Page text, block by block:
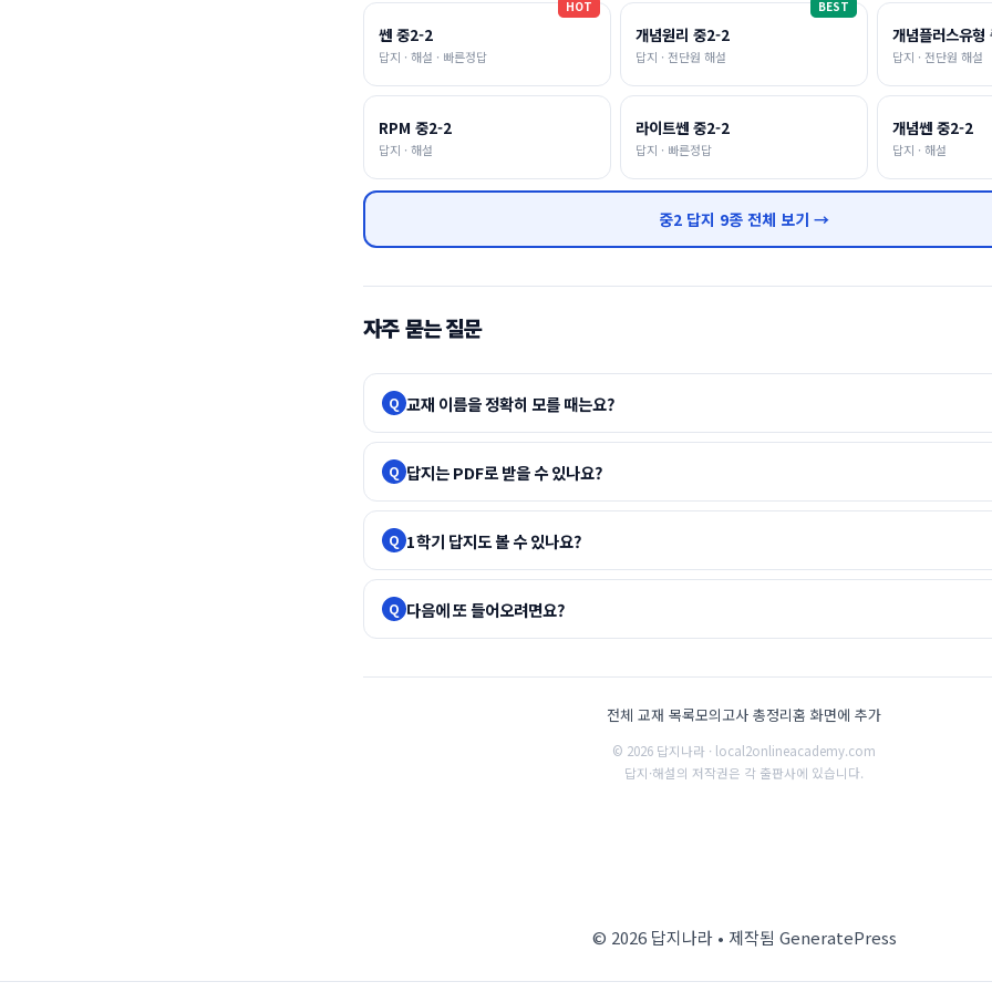
HOT
쎈 중2-2
답지 · 해설 · 빠른정답
BEST
개념원리 중2-2
답지 · 전단원 해설
개념플러스유
답지 · 전단원 해설
RPM 중2-2
답지 · 해설
라이트쎈 중2-2
답지 · 빠른정답
개념쎈 중2-2
답지 · 해설
중2 답지 9종 전체 보기 →
자주 묻는 질문
Q 교재 이름을 정확히 모를 때는요?
Q 답지는 PDF로 받을 수 있나요?
Q 1학기 답지도 볼 수 있나요?
Q 다음에 또 들어오려면요?
전체 교재 목록모의고사 총정리홈 화면에 추가
© 2026 답지나라 · local2onlineacademy.com
답지·해설의 저작권은 각 출판사에 있습니다.
© 2026 답지나라• 제작됨 GeneratePress